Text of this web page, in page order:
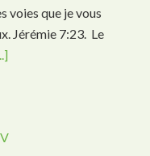
voies que je vous
Jérémie 7:23. Le